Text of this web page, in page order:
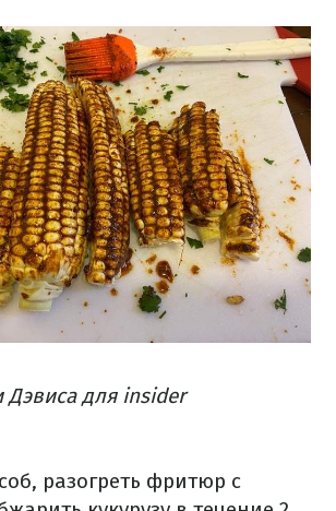
Дэвиса для insider
разогреть фритюр с